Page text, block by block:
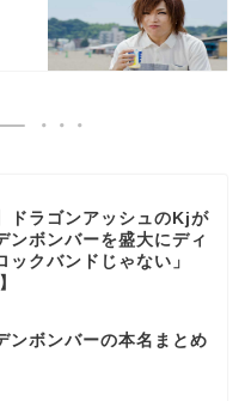
ドラゴンアッシュのKjが
ンボンバーを盛大にディ
ックバンドじゃない」
ンボンバーの本名まとめ